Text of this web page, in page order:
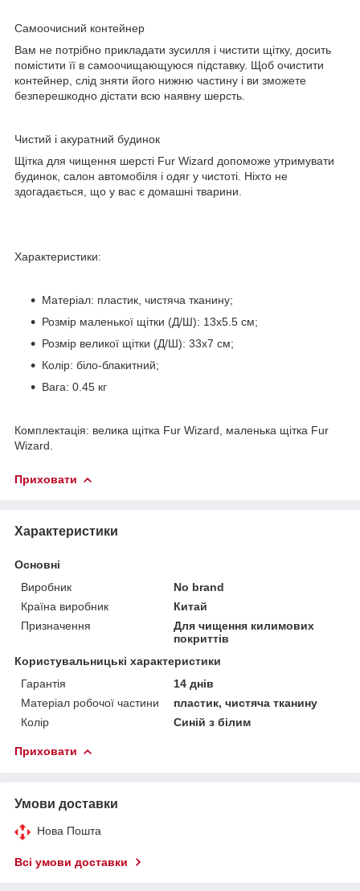
Самоочисний контейнер
Вам не потрібно прикладати зусилля і чистити щітку, досить
помістити її в самоочищающуюся підставку. Щоб очистити
контейнер, слід зняти його нижню частину і ви зможете
безперешкодно дістати всю наявну шерсть.
Чистий і акуратний будинок
Щітка для чищення шерсті Fur Wizard допоможе утримувати
будинок, салон автомобіля і одяг у чистоті. Ніхто не
здогадається, що у вас є домашні тварини.
Характеристики:
Матеріал: пластик, чистяча тканину;
Розмір маленької щітки (Д/Ш): 13х5.5 см;
Розмір великої щітки (Д/Ш): 33х7 см;
Колір: біло-блакитний;
Вага: 0.45 кг
Комплектація: велика щітка Fur Wizard, маленька щітка Fur
Wizard.
Приховати
Характеристики
Основні
Виробник
No brand
Країна виробник
Китай
Призначення
Для чищення килимових
покриттів
Користувальницькі характеристики
Гарантія
14 днів
Матеріал робочої частини
пластик, чистяча тканину
Колір
Синій з білим
Приховати
Умови доставки
Нова Пошта
Всі умови доставки